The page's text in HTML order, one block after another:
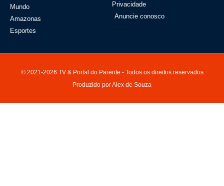
Mundo
Amazonas
Esportes
Privacidade
Anuncie conosco
© 2021-2026 TV & Portal do Parente - Todos os direitos reservados
Produzido por Alex de Souza